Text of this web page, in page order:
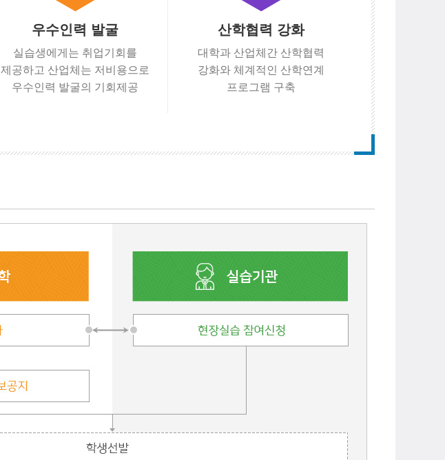
우수인력 발굴
실습생에게는 취업기회를
제공하고 산업체는 저비용으로
우수인력 발굴의 기회제공
산학협력 강화
대학과 산업체간 산학협력
강화와 체계적인 산학연계
프로그램 구축